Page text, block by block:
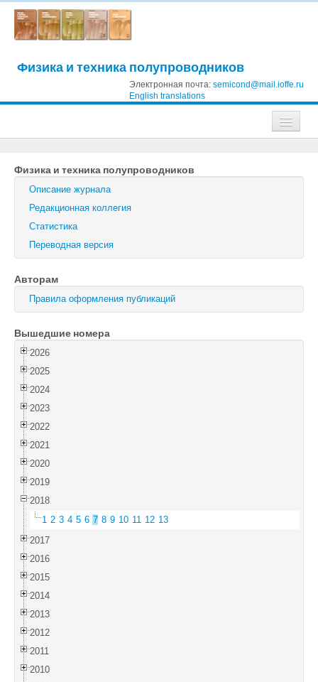
Физика и техника полупроводников
Электронная почта: semicond@mail.ioffe.ru
English translations
Журнал технической физики
Письма в Журнал технической физики
Физика твердого тела
Физика и техника полупроводников
Оптика и спектроскопия
Поиск
Войти
Физика и техника полупроводников
Описание журнала
Редакционная коллегия
Статистика
Переводная версия
Авторам
Правила оформления публикаций
Вышедшие номера
2026
2025
2024
2023
2022
2021
2020
2019
2018
1 2 3 4 5 6 7 8 9 10 11 12 13
2017
2016
2015
2014
2013
2012
2011
2010